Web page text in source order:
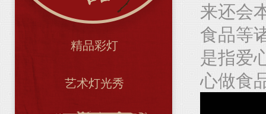
精品彩灯
艺术灯光秀
来还会
食品等
是指爱
心做食